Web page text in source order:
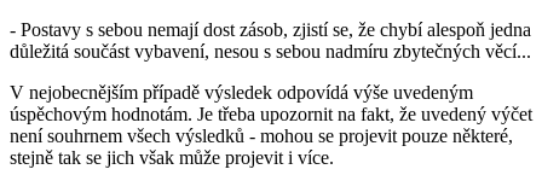
- Postavy s sebou nemají dost zásob, zjistí se, že chybí alespoň jedna
důležitá součást vybavení, nesou s sebou nadmíru zbytečných věcí...
V nejobecnějším případě výsledek odpovídá výše uvedeným
úspěchovým hodnotám. Je třeba upozornit na fakt, že uvedený výčet
není souhrnem všech výsledků - mohou se projevit pouze některé,
stejně tak se jich však může projevit i více.